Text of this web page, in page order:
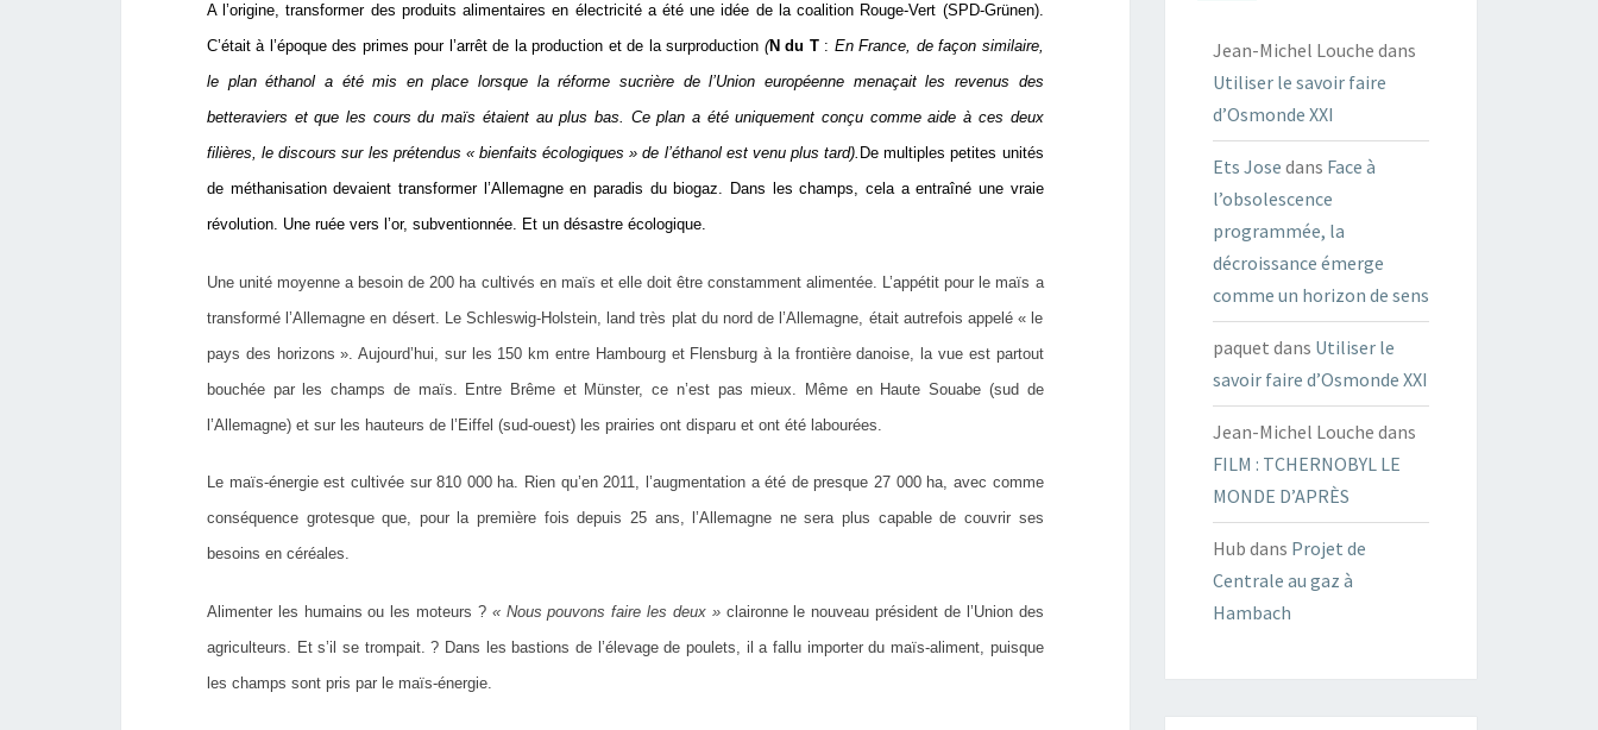
A l’origine, transformer des produits alimentaires en électricité a été une idée de la coalition Rouge-Vert (SPD-Grünen).
C’était à l’époque des primes pour l’arrêt de la production et de la surproduction (N du T: En France, de façon similaire,
le plan éthanol a été mis en place lorsque la réforme sucrière de l’Union européenne menaçait les revenus des
betteraviers et que les cours du maïs étaient au plus bas. Ce plan a été uniquement conçu comme aide à ces deux
filières, le discours sur les prétendus « bienfaits écologiques » de l’éthanol est venu plus tard). De multiples petites unités
de méthanisation devaient transformer l’Allemagne en paradis du biogaz. Dans les champs, cela a entraîné une vraie
révolution. Une ruée vers l’or, subventionnée. Et un désastre écologique.
Une unité moyenne a besoin de 200 ha cultivés en maïs et elle doit être constamment alimentée. L’appétit pour le maïs a
transformé l’Allemagne en désert. Le Schleswig-Holstein, land très plat du nord de l’Allemagne, était autrefois appelé « le
pays des horizons ». Aujourd’hui, sur les 150 km entre Hambourg et Flensburg à la frontière danoise, la vue est partout
bouchée par les champs de maïs. Entre Brême et Münster, ce n’est pas mieux. Même en Haute Souabe (sud de
l’Allemagne) et sur les hauteurs de l’Eiffel (sud-ouest) les prairies ont disparu et ont été labourées.
Le maïs-énergie est cultivée sur 810 000 ha. Rien qu’en 2011, l’augmentation a été de presque 27 000 ha, avec comme
conséquence grotesque que, pour la première fois depuis 25 ans, l’Allemagne ne sera plus capable de couvrir ses
besoins en céréales.
Alimenter les humains ou les moteurs ? « Nous pouvons faire les deux »claironne le nouveau président de l’Union des
agriculteurs. Et s’il se trompait. ? Dans les bastions de l’élevage de poulets, il a fallu importer du maïs-aliment, puisque
les champs sont pris par le maïs-énergie.
Jean-Michel Louche dans
Utiliser le savoir faire
d’Osmonde XXI
Ets Jose dans Face à
l’obsolescence
programmée, la
décroissance émerge
comme un horizon de sens
paquet dans Utiliser le
savoir faire d’Osmonde XXI
Jean-Michel Louche dans
FILM : TCHERNOBYL LE
MONDE D’APRÈS
Hub dans Projet de
Centrale au gaz à
Hambach